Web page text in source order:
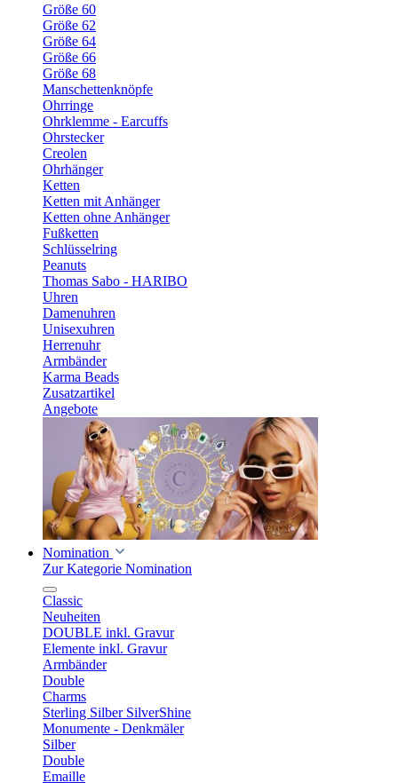
Größe 60
Größe 62
Größe 64
Größe 66
Größe 68
Manschettenknöpfe
Ohrringe
Ohrklemme - Earcuffs
Ohrstecker
Creolen
Ohrhänger
Ketten
Ketten mit Anhänger
Ketten ohne Anhänger
Fußketten
Schlüsselring
Peanuts
Thomas Sabo - HARIBO
Uhren
Damenuhren
Unisexuhren
Herrenuhr
Armbänder
Karma Beads
Zusatzartikel
Angebote
Nomination
Zur Kategorie Nomination
Classic
Neuheiten
DOUBLE inkl. Gravur
Elemente inkl. Gravur
Armbänder
Double
Charms
Sterling Silber SilverShine
Monumente - Denkmäler
Silber
Double
Emaille